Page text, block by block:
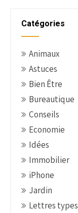
Catégories
Animaux
Astuces
Bien Être
Bureautique
Conseils
Economie
Idées
Immobilier
iPhone
Jardin
Lettres types